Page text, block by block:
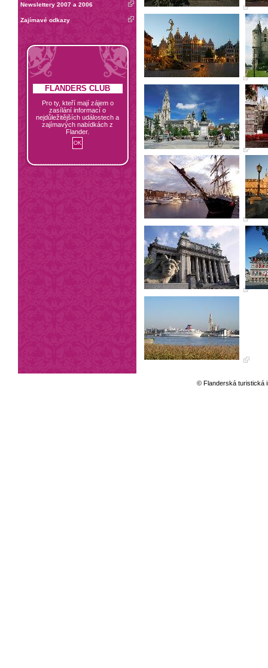
Newslettery 2007 a 2006
Zajímavé odkazy
FLANDERS CLUB
Pro ty, kteří mají zájem o
zasílání informací o
nejdůležitějších událostech a
zajímavých nabídkách z
Flander.
© Flanderská turistická